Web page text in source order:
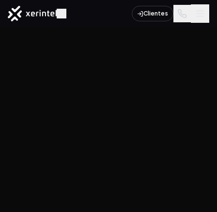
Clientes